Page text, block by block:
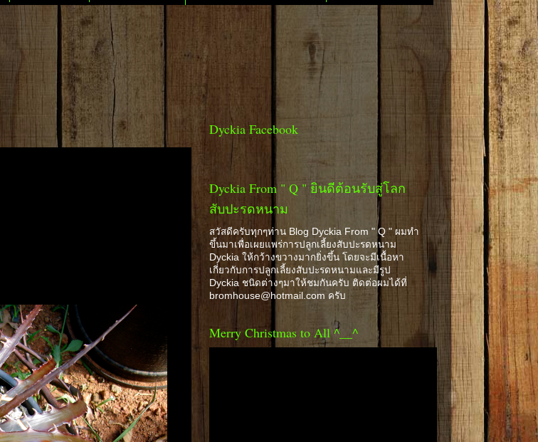
Dyckia Facebook
Dyckia From " Q " ยินดีต้อนรับสู่โลก
สับปะรดหนาม
สวัสดีครับทุกๆท่าน Blog Dyckia From " Q " ผมทำ
ขึ้นมาเพื่อเผยแพร่การปลูกเลี้ยงสับปะรดหนาม
Dyckia ให้กว้างขวางมากยิ่งขึ้น โดยจะมีเนื้อหา
เกี่ยวกับการปลูกเลี้ยงสับปะรดหนามและมีรูป
Dyckia ชนิดต่างๆมาให้ชมกันครับ ติดต่อผมได้ที่
bromhouse@hotmail.com ครับ
Merry Christmas to All ^__^